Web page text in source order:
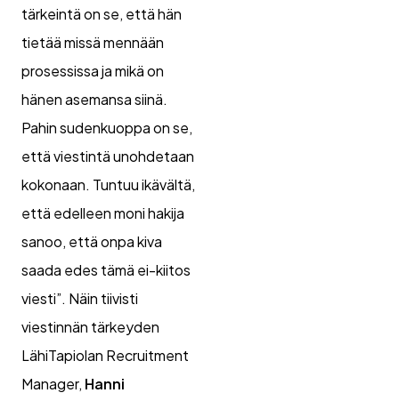
tärkeintä on se, että hän
tietää missä mennään
prosessissa ja mikä on
hänen asemansa siinä.
Pahin sudenkuoppa on se,
että viestintä unohdetaan
kokonaan. Tuntuu ikävältä,
että edelleen moni hakija
sanoo, että onpa kiva
saada edes tämä ei-kiitos
viesti”. Näin tiivisti
viestinnän tärkeyden
LähiTapiolan Recruitment
Manager, Hanni